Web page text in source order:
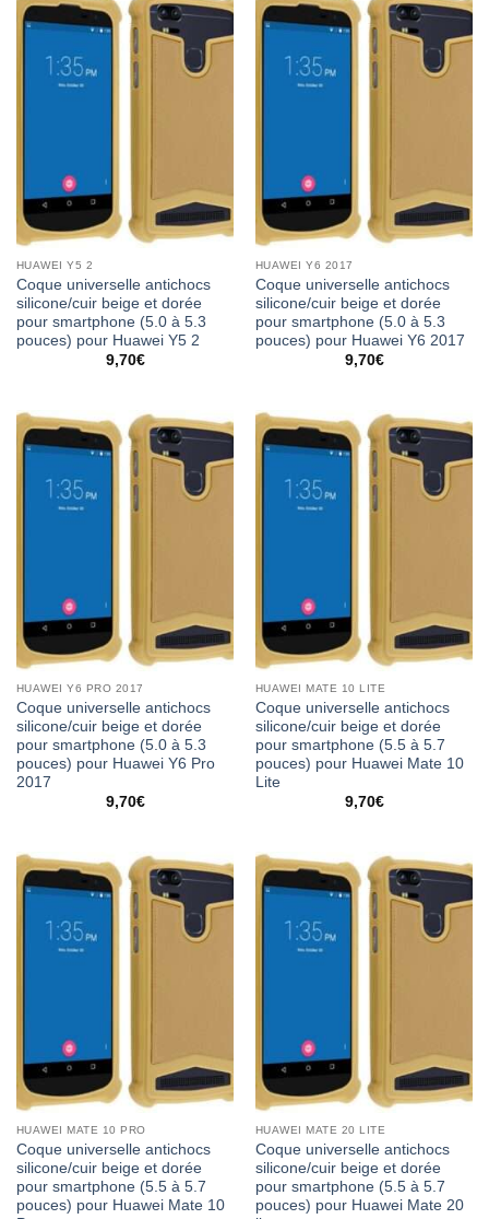
HUAWEI Y5 2
Coque universelle antichocs
silicone/cuir beige et dorée
pour smartphone (5.0 à 5.3
pouces) pour Huawei Y5 2
9,70€
HUAWEI Y6 2017
Coque universelle antichocs
silicone/cuir beige et dorée
pour smartphone (5.0 à 5.3
pouces) pour Huawei Y6 2017
9,70€
HUAWEI Y6 PRO 2017
Coque universelle antichocs
silicone/cuir beige et dorée
pour smartphone (5.0 à 5.3
pouces) pour Huawei Y6 Pro
2017
9,70€
HUAWEI MATE 10 LITE
Coque universelle antichocs
silicone/cuir beige et dorée
pour smartphone (5.5 à 5.7
pouces) pour Huawei Mate 10
Lite
9,70€
HUAWEI MATE 10 PRO
Coque universelle antichocs
silicone/cuir beige et dorée
pour smartphone (5.5 à 5.7
pouces) pour Huawei Mate 10
HUAWEI MATE 20 LITE
Coque universelle antichocs
silicone/cuir beige et dorée
pour smartphone (5.5 à 5.7
pouces) pour Huawei Mate 20